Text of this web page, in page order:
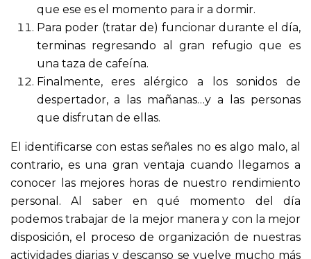
que ese es el momento para ir a dormir.
Para poder (tratar de) funcionar durante el día,
terminas regresando al gran refugio que es
una taza de cafeína.
Finalmente, eres alérgico a los sonidos de
despertador, a las mañanas…y a las personas
que disfrutan de ellas.
El identificarse con estas señales no es algo malo, al
contrario, es una gran ventaja cuando llegamos a
conocer las mejores horas de nuestro rendimiento
personal. Al saber en qué momento del día
podemos trabajar de la mejor manera y con la mejor
disposición, el proceso de organización de nuestras
actividades diarias y descanso se vuelve mucho más